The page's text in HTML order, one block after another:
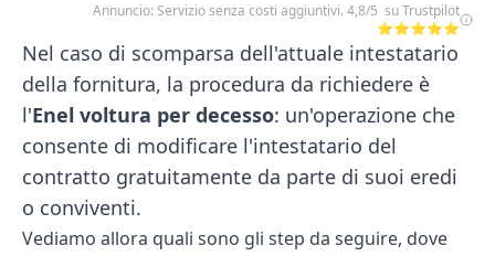
Annuncio: Servizio senza costi aggiuntivi. 4,8/5 su Trustpilot
⭐⭐⭐⭐⭐
Nel caso di scomparsa dell'attuale intestatario
della fornitura, la procedura da richiedere è
l'Enel voltura per decesso: un'operazione che
consente di modificare l'intestatario del
contratto gratuitamente da parte di suoi eredi
o conviventi.
Vediamo allora quali sono gli step da seguire, dove